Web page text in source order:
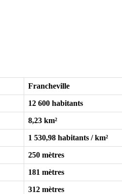
Francheville
12 600 habitants
8,23 km²
1 530,98 habitants / km²
250 mètres
181 mètres
312 mètres